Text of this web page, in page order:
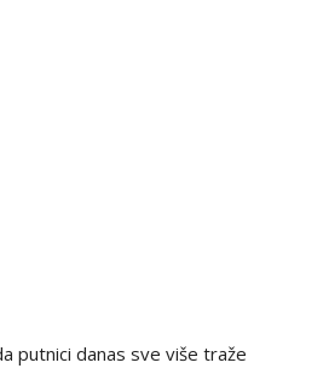
putnici danas sve više traže